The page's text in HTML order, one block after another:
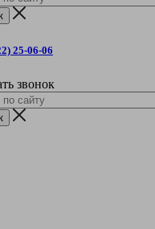
25-06-06
звонок